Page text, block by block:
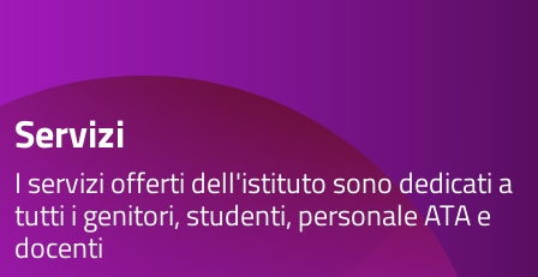
Servizi
I servizi offerti dell'istituto sono dedicati a
tutti i genitori, studenti, personale ATA e
docenti